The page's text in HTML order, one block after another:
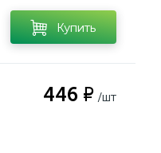
Купить
446 ₽ /шт